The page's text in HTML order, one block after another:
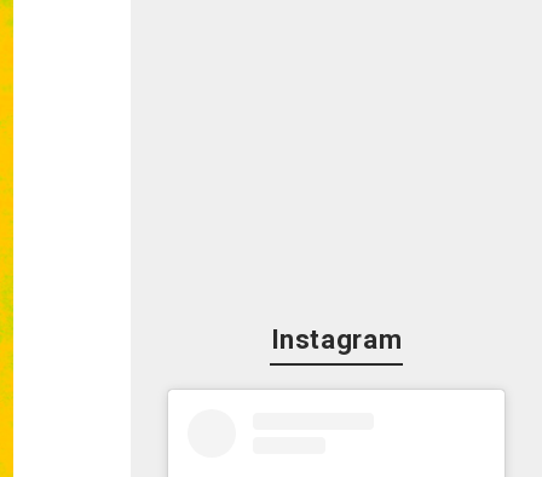
Instagram